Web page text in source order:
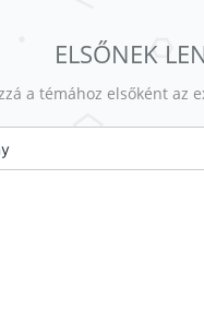
ELSŐNEK
a témához elsőként az